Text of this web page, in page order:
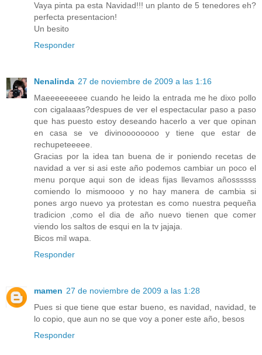
Vaya pinta pa esta Navidad!!! un planto de 5 tenedores eh?
perfecta presentacion!
Un besito
Responder
Nenalinda 27 de noviembre de 2009 a las 1:16
Maeeeeeeeee cuando he leido la entrada me he dixo pollo
con cigalaaas?despues de ver el espectacular paso a paso
que has puesto estoy deseando hacerlo a ver que opinan
en casa se ve divinoooooooo y tiene que estar de
rechupeteeeee.
Gracias por la idea tan buena de ir poniendo recetas de
navidad a ver si asi este año podemos cambiar un poco el
menu porque aqui son de ideas fijas llevamos añossssss
comiendo lo mismoooo y no hay manera de cambia si
pones argo nuevo ya protestan es como nuestra pequeña
tradicion ,como el dia de año nuevo tienen que comer
viendo los saltos de esqui en la tv jajaja.
Bicos mil wapa.
Responder
mamen 27 de noviembre de 2009 a las 1:28
Pues si que tiene que estar bueno, es navidad, navidad, te
lo copio, que aun no se que voy a poner este año, besos
Responder